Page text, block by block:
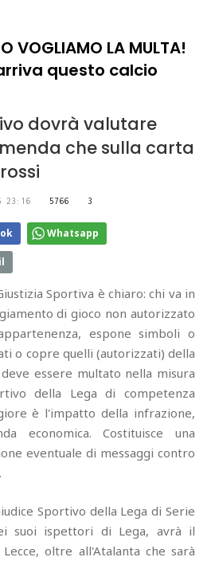
VOGLIAMO LA MULTA!
questo calcio
dovrà valutare
che sulla carta
23:16 5766 3
Whatsapp
Sportiva è chiaro: chi va in
di gioco non autorizzato
espone simboli o
o copre quelli (autorizzati) della
essere multato nella misura
della Lega di competenza
è l'impatto della infrazione,
economica. Costituisce una
eventuale di messaggi contro
Sportivo della Lega di Serie
suoi ispettori di Lega, avrà il
oltre all'Atalanta che sarà